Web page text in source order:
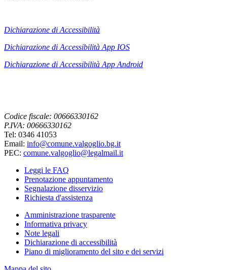
Dichiarazione di Accessibilità
Dichiarazione di Accessibilità App IOS
Dichiarazione di Accessibilità App Android
Codice fiscale: 00666330162
P.IVA: 00666330162
Tel: 0346 41053
Email: info@comune.valgoglio.bg.it
PEC: comune.valgoglio@legalmail.it
Leggi le FAQ
Prenotazione appuntamento
Segnalazione disservizio
Richiesta d'assistenza
Amministrazione trasparente
Informativa privacy
Note legali
Dichiarazione di accessibilità
Piano di miglioramento del sito e dei servizi